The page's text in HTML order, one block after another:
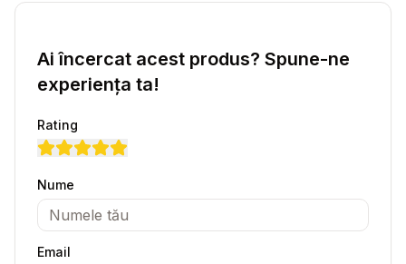
Ai încercat acest produs? Spune-ne
experiența ta!
Rating
Nume
Email